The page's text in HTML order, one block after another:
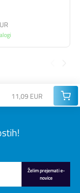
11,09 EUR
Želim prejemati e-
novice